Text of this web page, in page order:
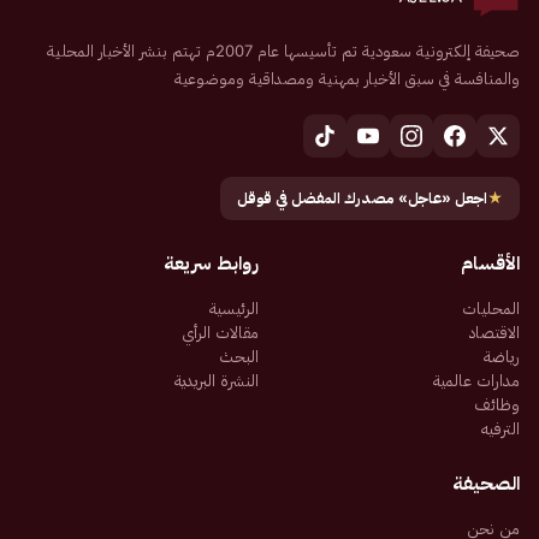
صحيفة إلكترونية سعودية تم تأسيسها عام 2007م تهتم بنشر الأخبار المحلية
والمنافسة في سبق الأخبار بمهنية ومصداقية وموضوعية
★اجعل «عاجل» مصدرك المفضل في قوقل
الأقسام
المحليات
الاقتصاد
رياضة
مدارات عالمية
وظائف
الترفيه
روابط سريعة
الرئيسية
مقالات الرأي
البحث
النشرة البريدية
الصحيفة
من نحن